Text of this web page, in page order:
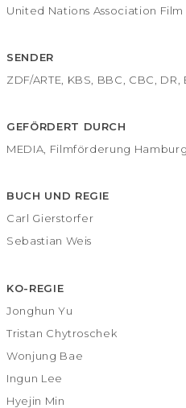
United Nations Association
SENDER
ZDF/ARTE, KBS, BBC, CBC, DR,
GEFÖRDERT DURCH
MEDIA, Filmförderung
BUCH UND REGIE
Carl Gierstorfer
Sebastian Weis
KO-REGIE
Jonghun Yu
Tristan Chytroschek
Wonjung Bae
Ingun Lee
Hyejin Min